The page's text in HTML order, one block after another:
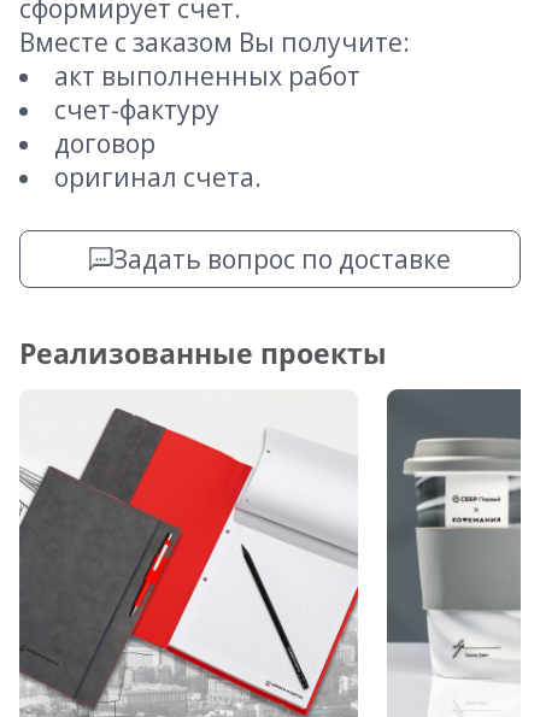
сформирует счет.
Вместе с заказом Вы получите:
акт выполненных работ
счет-фактуру
договор
оригинал счета.
Задать вопрос по доставке
Реализованные проекты